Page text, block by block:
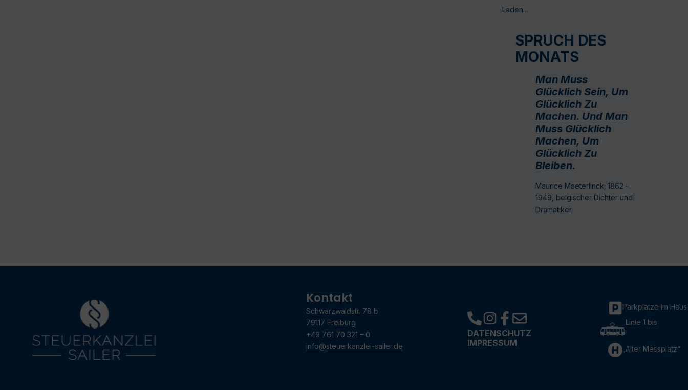
Laden...
SPRUCH DES
MONATS
Man Muss
Glücklich Sein, Um
Glücklich Zu
Machen. Und Man
Muss Glücklich
Machen, Um
Glücklich Zu
Bleiben.
Maurice Maeterlinck; 1862 –
1949, belgischer Dichter und
Dramatiker
Kontakt
Schwarzwaldstr. 78 b
79117 Freiburg
+49 761 70 321 – 0
info@steuerkanzlei-sailer.de
DATENSCHUTZ
IMPRESSUM
Parkplätze im Haus
Linie 1 bis
„Alter Messplatz“